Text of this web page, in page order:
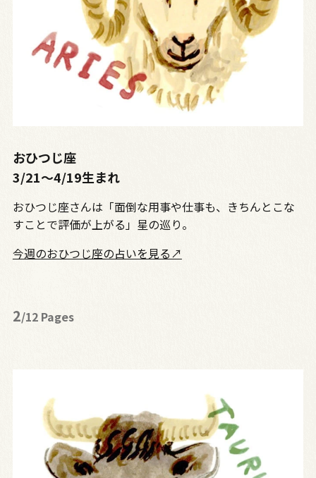
おひつじ座
3/21～4/19生まれ
おひつじ座さんは「面倒な用事や仕事も、きちんとこな
すことで評価が上がる」星の巡り。
今週のおひつじ座の占いを見る↗
2/12 Pages